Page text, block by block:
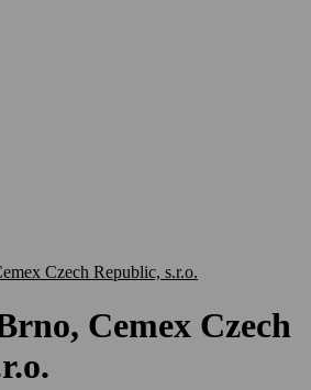
Czech Republic, s.r.o.
Cemex Czech